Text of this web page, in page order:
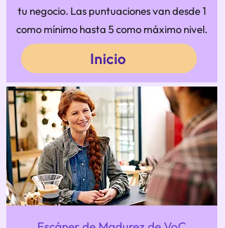
tu negocio. Las puntuaciones van desde 1
como mínimo hasta 5 como máximo nivel.
Inicio